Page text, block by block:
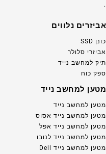
.
אביזרים נלווים
כונן SSD
אביזרי סלולר
תיק למחשב נייד
ספק כוח
מטען למחשב נייד
מטען למחשב נייד
מטען למחשב נייד אסוס
מטען למחשב נייד אפל
מטען למחשב נייד לנובו
מטען למחשב נייד Dell